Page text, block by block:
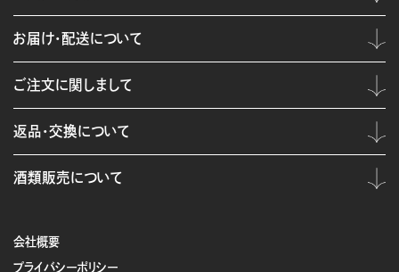
会社概要
プライバシーポリシー
お届け・配送について
ご注文に関しまして
返品・交換について
酒類販売について